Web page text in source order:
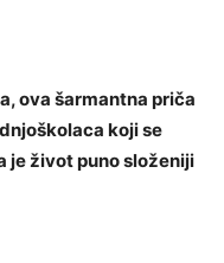
ova šarmantna priča
koji se
je život puno složeniji